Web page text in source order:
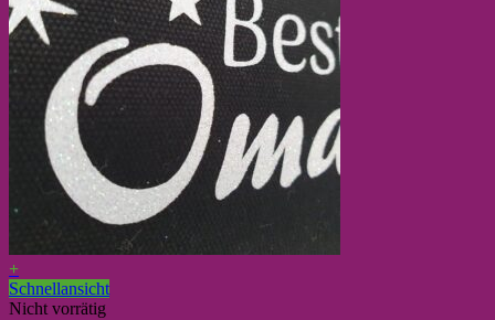
+
Schnellansicht
Nicht vorrätig